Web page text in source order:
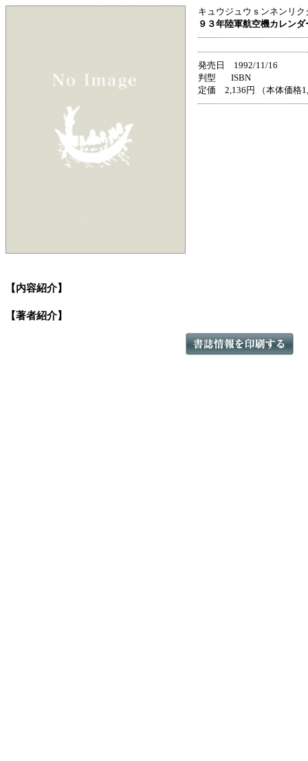
キュウジュウｓンネンリ
９３年陸軍航空機カレンダ
発売日 1992/11/16
判型 ISBN
定価 2,136円 （本体価格
【内容紹介】
【著者紹介】